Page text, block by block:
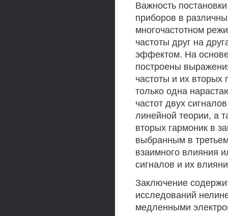
Важность
приборов в
многочастотном
частоты друг на
эффектом. На
построены
частоты и их вторых
только одна
частот двух
линейной теории, а
вторых гармоник в
выбранным в
взаимного влияния
сигналов и их
Заключение
исследований
медленными